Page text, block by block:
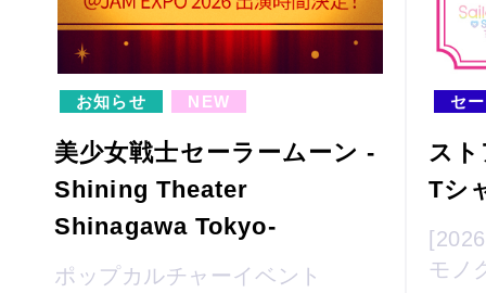
お知らせ NEW
美少女戦士セーラームーン -
Shining Theater
Shinagawa Tokyo-
ポップカルチャーイベント
セ
ス
Tシ
モノ